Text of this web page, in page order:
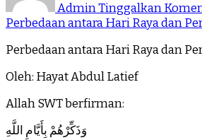
AdminTinggalkan
Perbedaan antara Hari Raya dan
Perbedaan antara Hari Raya dan
Oleh: Hayat Abdul Latief
Allah SWT berfirman:
وَذَكِّرْهُمْ بِأَيَّامِ اللَّهِ